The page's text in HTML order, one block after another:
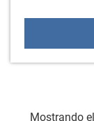
Mostrando